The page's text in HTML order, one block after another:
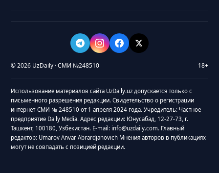
© 2026 UzDaily · СМИ №248510 18+
Использование материалов сайта UzDaily.uz допускается только с
письменного разрешения редакции. Свидетельство о регистрации
интернет-СМИ № 248510 от 1 апреля 2024 года. Учредитель: Частное
предприятие Daily Media. Адрес редакции: Юнусабад, 12-27-73, г.
Ташкент, 100180, Узбекистан. E-mail: info@uzdaily.com. Главный
редактор: Umarov Anvar Abrardjanovich Мнения авторов в публикациях
могут не совпадать с позицией редакции.